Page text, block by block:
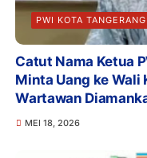
PWI KOTA TANGERANG
Catut Nama Ketua
Minta Uang ke Wali
Wartawan
MEI 18, 2026